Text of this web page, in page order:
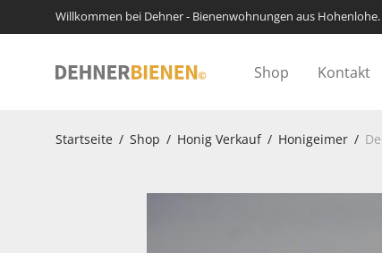
Willkommen bei Dehner - Bienenwohnungen aus Hohenlohe.
Shop Kontakt
Startseite / Shop / Honig Verkauf / Honigeimer /